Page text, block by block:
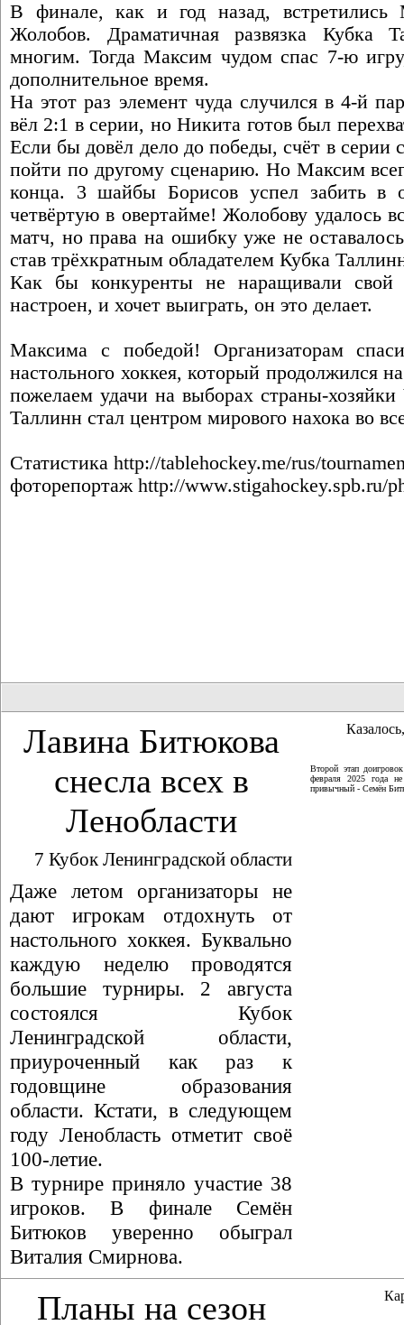
В финале, как и год назад,
Жолобов. Драматичная развязка Кубка
многим. Тогда Максим чудом спас 7-ю
дополнительное время.
На этот раз элемент чуда случился в 4-й
вёл 2:1 в серии, но Никита готов был
Если бы довёл дело до победы, счёт в серии
пойти по другому сценарию. Но Максим
конца. 3 шайбы Борисов успел забить в
четвёртую в овертайме! Жолобову удалось
матч, но права на ошибку уже не
став трёхкратным обладателем Кубка
Как бы конкуренты не наращивали свой
настроен, и хочет выиграть, он это делает.
Максима с победой! Организаторам
настольного хоккея, который продолжился
пожелаем удачи на выборах страны-
Таллинн стал центром мирового нахока во
Статистика http://tablehockey.me/rus/
фоторепортаж http://www.stigahockey.spb.ru/
Лавина Битюкова
снесла всех в
Ленобласти
7 Кубок Ленинградской области
Даже летом организаторы не
дают игрокам отдохнуть от
настольного хоккея. Буквально
каждую неделю проводятся
большие турниры. 2 августа
состоялся Кубок
Ленинградской области,
приуроченный как раз к
годовщине образования
области. Кстати, в следующем
году Ленобласть отметит своё
100-летие.
В турнире приняло участие 38
игроков. В финале Семён
Битюков уверенно обыграл
Виталия Смирнова.
Второй этап
февраля 2025 года
привычный - Семён
Планы на сезон